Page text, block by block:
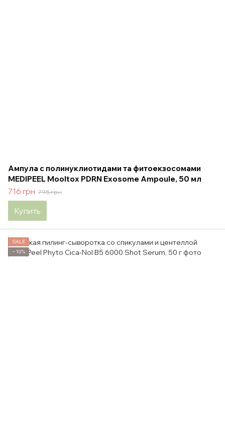
Ампула с полинуклиотидами та фитоекзосомами
MEDIPEEL Mooltox PDRN Exosome Ampoule, 50 мл
716 грн 795 грн
Купить
SALE
−10%